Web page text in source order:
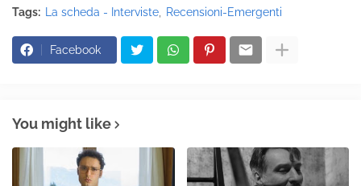
Tags: La scheda - Interviste Recensioni-Emergenti
Facebook
You might like